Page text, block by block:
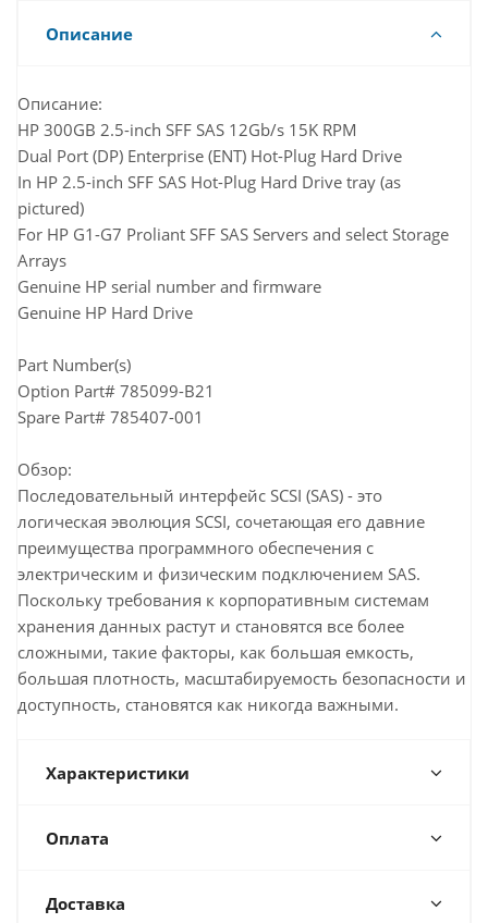
Описание
Описание:
HP 300GB 2.5-inch SFF SAS 12Gb/s 15K RPM
Dual Port (DP) Enterprise (ENT) Hot-Plug Hard Drive
In HP 2.5-inch SFF SAS Hot-Plug Hard Drive tray (as
pictured)
For HP G1-G7 Proliant SFF SAS Servers and select Storage
Arrays
Genuine HP serial number and firmware
Genuine HP Hard Drive
Part Number(s)
Option Part# 785099-B21
Spare Part# 785407-001
Обзор:
Последовательный интерфейс SCSI (SAS) - это
логическая эволюция SCSI, сочетающая его давние
преимущества программного обеспечения с
электрическим и физическим подключением SAS.
Поскольку требования к корпоративным системам
хранения данных растут и становятся все более
сложными, такие факторы, как большая емкость,
большая плотность, масштабируемость безопасности и
доступность, становятся как никогда важными.
Характеристики
Оплата
Доставка